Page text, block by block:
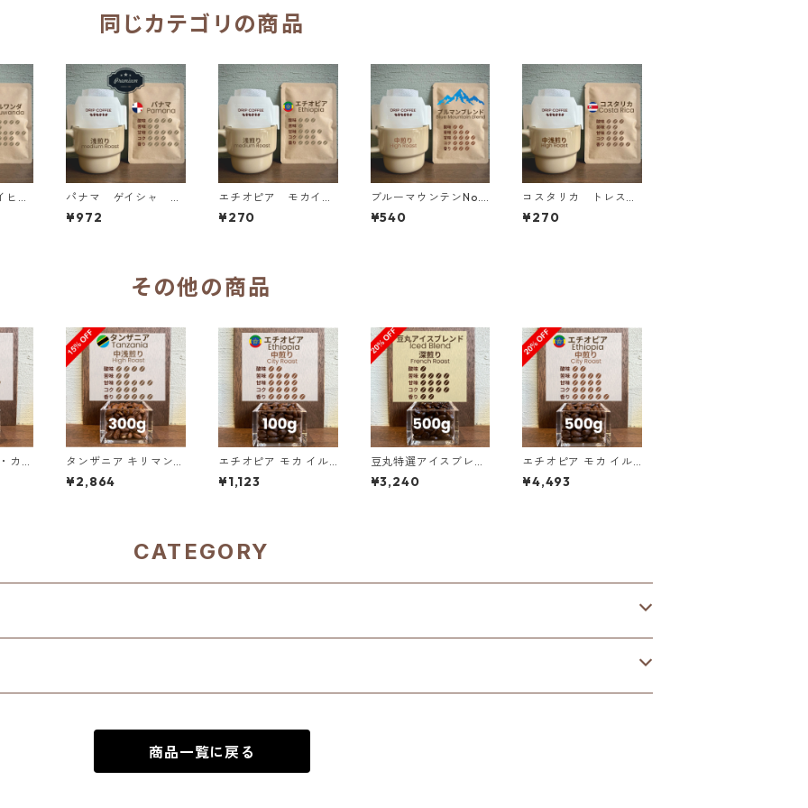
同じカテゴリの商品
ヒ
パナマ ゲイシャ ボ
ケテ エル・パロマール
農園 ナチュラル ド
¥972
エチオピア モカイル
ガチェフェG1 ゲデ
ブ ハロベリティ ド
¥270
ブルーマウンテンNo.1
ブレンド ドリップバ
ッグ
¥540
コスタリカ トレスリ
オス イエローハニ
ー ドリップバッグ
¥270
その他の商品
カロ
タンザニア キリマンジ
ャロ KIBO AA ノーザ
ン・モシ 300g（100
¥2,864
エチオピア モカ イル
ガチェフェ G1 チェル
チェレ ナチュラル 10
¥1,123
豆丸特選アイスブレン
ド 500g（100g単価
の20%OFF）
¥3,240
エチオピア モカ イル
ガチェフェ G1 チェル
チェレ ナチュラル 50
¥4,493
CATEGORY
商品一覧に戻る